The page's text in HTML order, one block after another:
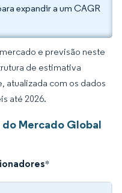
expandir a um CAGR
e previsão neste
de estimativa
atualizada com os dados
até 2026.
Mercado Global
*